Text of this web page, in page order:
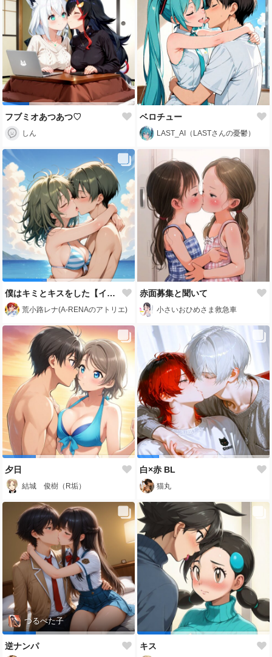
フブミオあつあつ♡
しん
ベロチュー
LAST_AI（LASTさんの憂鬱）
僕はキミとキスをした【イロミライEdition】
荒小路レナ(A-RENAのアトリエ)
赤面募集と聞いて
小さいおひめさま救急車
夕日
結城 俊樹（R垢）
白×赤 BL
猫丸
つるぺた子
逆ナンパ キス